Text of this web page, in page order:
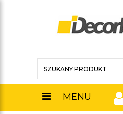
MENU